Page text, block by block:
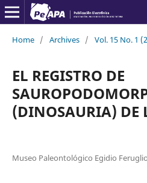
Home / Archives / Vol. 15 No. 1
EL REGISTRO DE
(DINOSAURIA) DE
Museo Paleontológico Egidio